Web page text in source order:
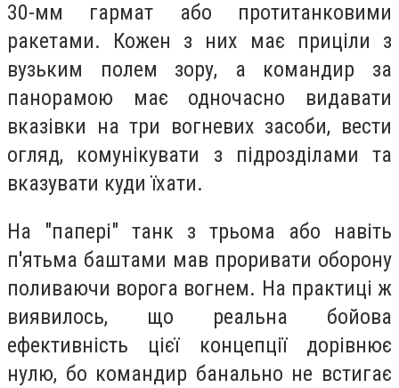
30-мм гармат або протитанковими
ракетами. Кожен з них має приціли з
вузьким полем зору, а командир за
панорамою має одночасно видавати
вказівки на три вогневих засоби, вести
огляд, комунікувати з підрозділами та
вказувати куди їхати.
На "папері" танк з трьома або навіть
п'ятьма баштами мав проривати оборону
поливаючи ворога вогнем. На практиці ж
виявилось, що реальна бойова
ефективність цієї концепції дорівнює
нулю, бо командир банально не встигає